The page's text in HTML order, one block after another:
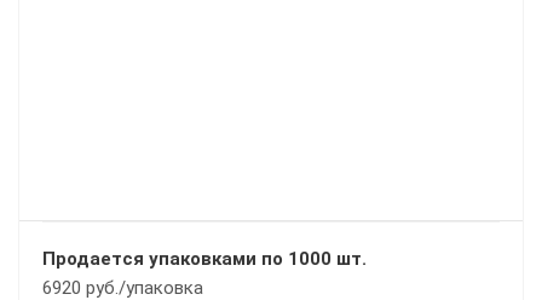
Продается упаковками по 1000 шт.
6920 руб./упаковка